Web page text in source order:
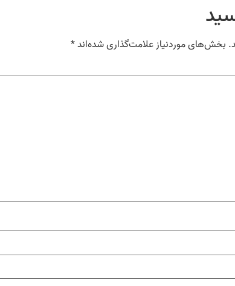
بخش‌های موردنیاز علامت‌گذاری شده‌اند*